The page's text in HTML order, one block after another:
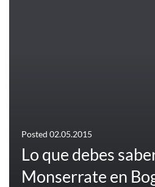
Posted 02.05.2015
Lo que debes
Monserrate en